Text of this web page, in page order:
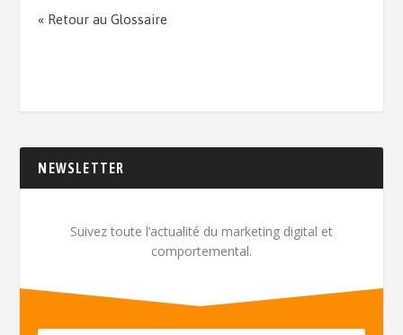
« Retour au Glossaire
NEWSLETTER
Suivez toute l’actualité du marketing digital et
comportemental.